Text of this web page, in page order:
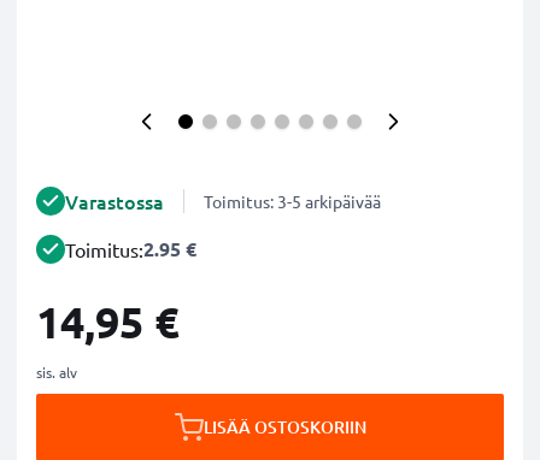
Varastossa Toimitus: 3-5 arkipäivää
Toimitus:2.95 €
14,95 €
sis. alv
LISÄÄ OSTOSKORIIN